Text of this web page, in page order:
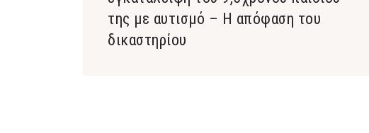
της με αυτισμό – Η απόφαση του
δικαστηρίου